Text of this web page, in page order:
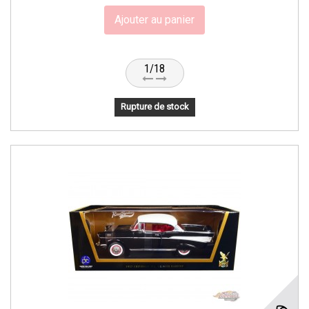
Ajouter au panier
1/18
Rupture de stock